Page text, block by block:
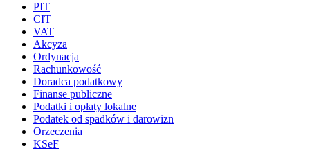
PIT
CIT
VAT
Akcyza
Ordynacja
Rachunkowość
Doradca podatkowy
Finanse publiczne
Podatki i opłaty lokalne
Podatek od spadków i darowizn
Orzeczenia
KSeF